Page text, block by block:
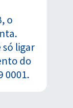
o
só ligar
do
0001.